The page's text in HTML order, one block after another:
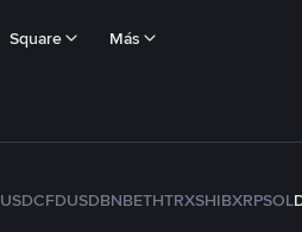
Square Más
USDCFDUSDBNBETHTRXSHIBXRPSOL